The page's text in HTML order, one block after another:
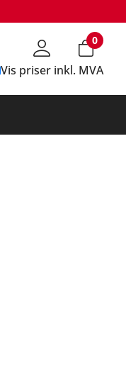
0
Vis priser inkl. MVA